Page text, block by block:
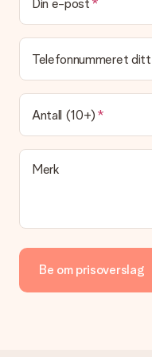
Leveringstiden er indikert
stole på at vår operatør
Hvilke
For tiden er det ikke
Gaven du bestiller
postbokslevering. Vil du
faller inn under? Ta
Vi tilbyr følgende
nettbanken vil levering
senere. Dette er fordi
kommer fram.
Din e-post
Telefonnummeret ditt
Antall (10+)
Merk
Be om prisoverslag